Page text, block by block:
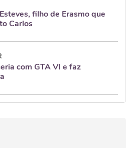
filho de Erasmo que
Carlos
com GTA VI e faz